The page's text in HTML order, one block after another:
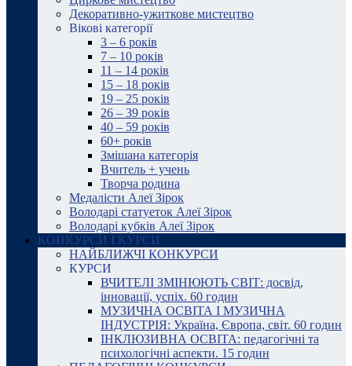
Декоративно-ужиткове мистецтво
Вікові категорії
3 – 6 років
7 – 10 років
11 – 14 років
15 – 18 років
19 – 25 років
26 – 39 років
40 – 59 років
60+ років
Змішана категорія
Вчитель + учень
Творча родина
Медалісти Алеї Зірок
Володарі статуеток Алеї Зірок
Володарі кубків Алеї Зірок
КОНКУРСИ І КУРСИ
НАЙБЛИЖЧІ КОНКУРСИ
КУРСИ
ВЧИТЕЛІ ЗМІНЮЮТЬ СВІТ: досвід,
інновації, успіх. 60 годин
МУЗИЧНА ОСВІТА І МУЗИЧНА
ІНДУСТРІЯ: Україна, Європа, світ. 60 годин
ІНКЛЮЗИВНА ОСВІТА: педагогічні та
психологічні аспекти. 15 годин